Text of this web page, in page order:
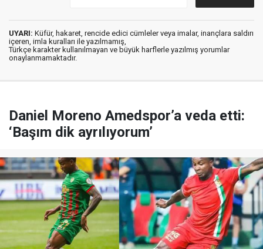
UYARI: Küfür, hakaret, rencide edici cümleler veya imalar, inançlara saldırı
içeren, imla kuralları ile yazılmamış,
Türkçe karakter kullanılmayan ve büyük harflerle yazılmış yorumlar
onaylanmamaktadır.
Daniel Moreno Amedspor’a veda etti:
‘Başım dik ayrılıyorum’